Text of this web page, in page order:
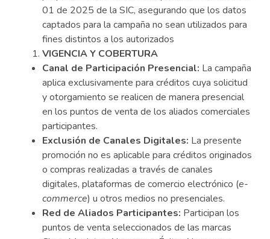
01 de 2025 de la SIC, asegurando que los datos
captados para la campaña no sean utilizados para
fines distintos a los autorizados
VIGENCIA Y COBERTURA
Canal de Participación Presencial: La campaña
aplica exclusivamente para créditos cuya solicitud
y otorgamiento se realicen de manera presencial
en los puntos de venta de los aliados comerciales
participantes.
Exclusión de Canales Digitales: La presente
promoción no es aplicable para créditos originados
o compras realizadas a través de canales
digitales, plataformas de comercio electrónico (e-
commerce) u otros medios no presenciales.
Red de Aliados Participantes: Participan los
puntos de venta seleccionados de las marcas